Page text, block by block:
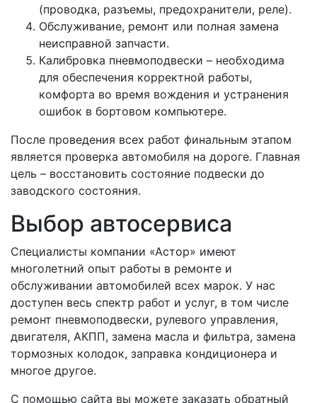
(проводка, разъемы, предохранители, реле).
Обслуживание, ремонт или полная замена
неисправной запчасти.
Калибровка пневмоподвески – необходима
для обеспечения корректной работы,
комфорта во время вождения и устранения
ошибок в бортовом компьютере.
После проведения всех работ финальным этапом
является проверка автомобиля на дороге. Главная
цель – восстановить состояние подвески до
заводского состояния.
Выбор автосервиса
Специалисты компании «Астор» имеют
многолетний опыт работы в ремонте и
обслуживании автомобилей всех марок. У нас
доступен весь спектр работ и услуг, в том числе
ремонт пневмоподвески, рулевого управления,
двигателя, АКПП, замена масла и фильтра, замена
тормозных колодок, заправка кондиционера и
многое другое.
С помощью сайта вы можете заказать обратный